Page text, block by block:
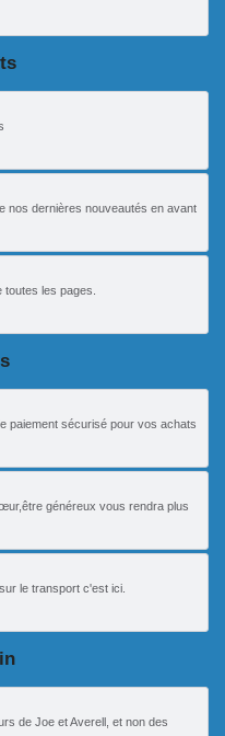
nos dernières nouveautés en avant
les pages.
paiement sécurisé pour vos achats
généreux vous rendra plus
le transport c'est ici.
de Joe et Averell, et non des